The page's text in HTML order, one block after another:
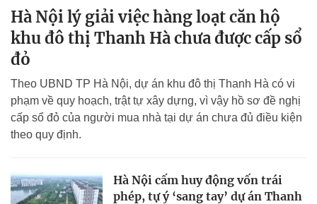
Hà Nội lý giải việc hàng loạt căn hộ
khu đô thị Thanh Hà chưa được cấp sổ
đỏ
Theo UBND TP Hà Nội, dự án khu đô thị Thanh Hà có vi
phạm về quy hoạch, trật tự xây dựng, vì vậy hồ sơ đề nghị
cấp sổ đỏ của người mua nhà tại dự án chưa đủ điều kiện
theo quy định.
Hà Nội cấm huy động vốn trái
phép, tự ý ‘sang tay’ dự án Thanh